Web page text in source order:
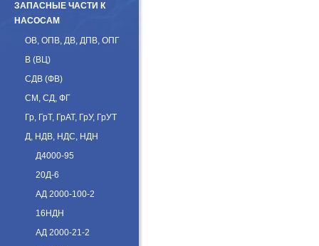
ЗАПАСНЫЕ ЧАСТИ К
НАСОСАМ
ОВ, ОПВ, ДВ, ДПВ, ОПГ
В (ВЦ)
СДВ (ФВ)
СМ, СД, ФГ
Гр, ГрТ, ГрАТ, ГрУ, ГрУТ
Д, НДВ, НДС, НДН
Д4000-95
20Д-6
АД 2000-100-2
16НДН
АД 2000-21-2